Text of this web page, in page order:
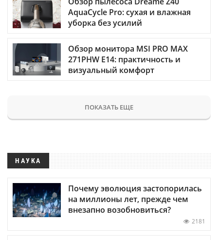
AquaCycle Pro: сухая и влажная
уборка без усилий
Обзор монитора MSI PRO MAX
271PHW E14: практичность и
визуальный комфорт
ПОКАЗАТЬ ЕЩЕ
НАУКА
Почему эволюция застопорилась
на миллионы лет, прежде чем
внезапно возобновиться?
2181